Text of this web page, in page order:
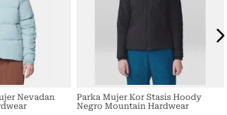
Nevadan
Parka Mujer Kor Stasis Hoody
Negro Mountain Hardwear